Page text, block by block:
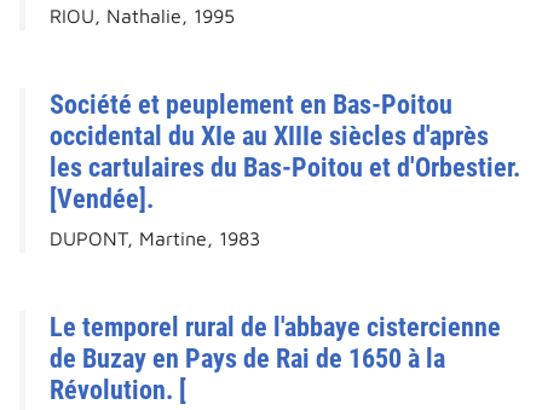
RIOU, Nathalie, 1995
Société et peuplement en Bas-Poitou
occidental du XIe au XIIIe siècles d'après
les cartulaires du Bas-Poitou et d'Orbestier.
[Vendée].
DUPONT, Martine, 1983
Le temporel rural de l'abbaye cistercienne
de Buzay en Pays de Rai de 1650 à la
Révolution. [